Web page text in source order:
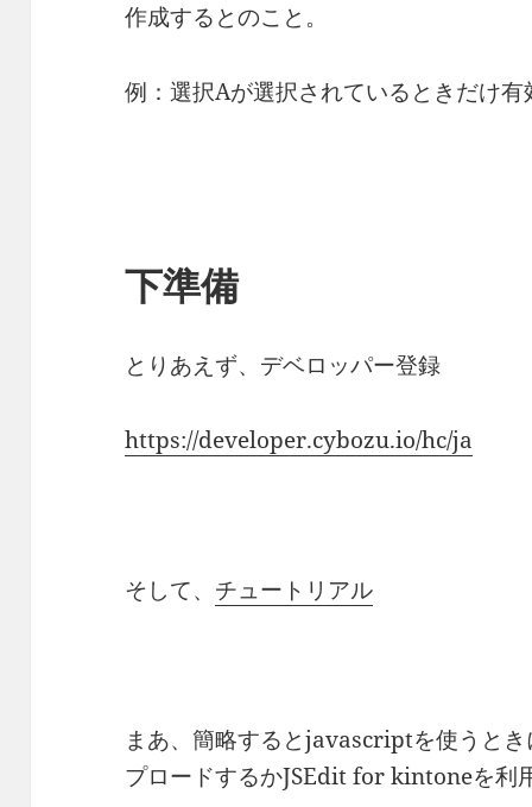
作成するとのこと。
例：選択Aが選択されているときだけ
下準備
とりあえず、デベロッパー登録
https://developer.cybozu.io/hc/ja
そして、 チュートリアル
まあ、簡略するとjavascriptを使うと
プロードするかJSEdit for kintoneを利